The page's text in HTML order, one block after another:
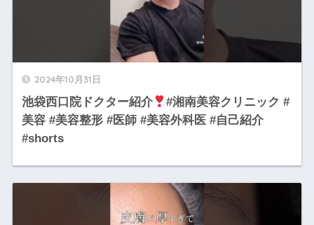
2024年10月31日
池袋西口院ドクター紹介
#湘南美容クリニック #
美容 #美容整形 #医師 #美容外科医 #自己紹介
#shorts